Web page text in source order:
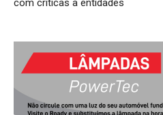
com criticas a entidades